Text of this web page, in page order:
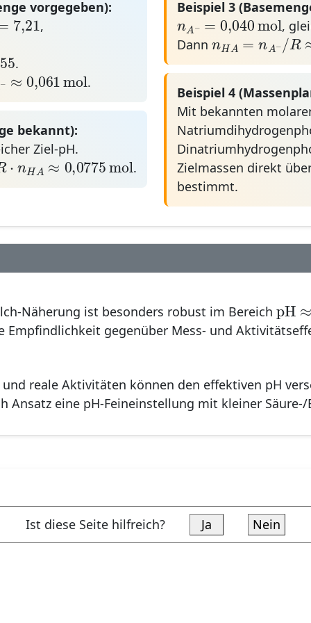
vorgegeben):
= 7,
7,21
,
1,
,55.
− ≈ 0,061 mol
−≈0,061 mol
.
bekannt):
Ziel-pH.
R ⋅ n HA ≈ 0,0775
⋅nHA≈0,077 mol
.
Beispiel 3
nA− = 0,040 mol
nA−=0,040mol
,
Dann nHA = nA−/
nHA=nA−/R
Beispiel 4
Mit bekannten
Zielmassen direkt
bestimmt.
Näherung ist besonders robust im Bereich pH
pH ≈
Empfindlichkeit gegenüber Mess- und
reale Aktivitäten können den effektiven pH
Ansatz eine pH-Feineinstellung mit kleiner Säure-/
Ist diese Seite hilfreich? Ja Nein